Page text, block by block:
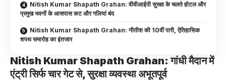
Nitish Kumar Shapath Grahan: वीवीआईपी सुरक्षा के चलते होटल और
प्रमुख भवनों के आसपास कट और गलियां बंद
Nitish Kumar Shapath Grahan: नीतीश की 10वीं पारी, ऐतिहासिक
शपथ समारोह का इंतजार
Nitish Kumar Shapath Grahan: गांधी मैदान में
एंट्री सिर्फ चार गेट से, सुरक्षा व्यवस्था अभूतपूर्व